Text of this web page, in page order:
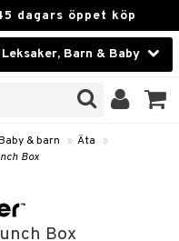
dagars öppet köp
Leksaker, Barn & Baby
& barn » Äta
»
Box
Box